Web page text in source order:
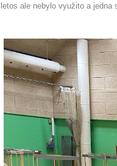
letos ale nebylo využito a